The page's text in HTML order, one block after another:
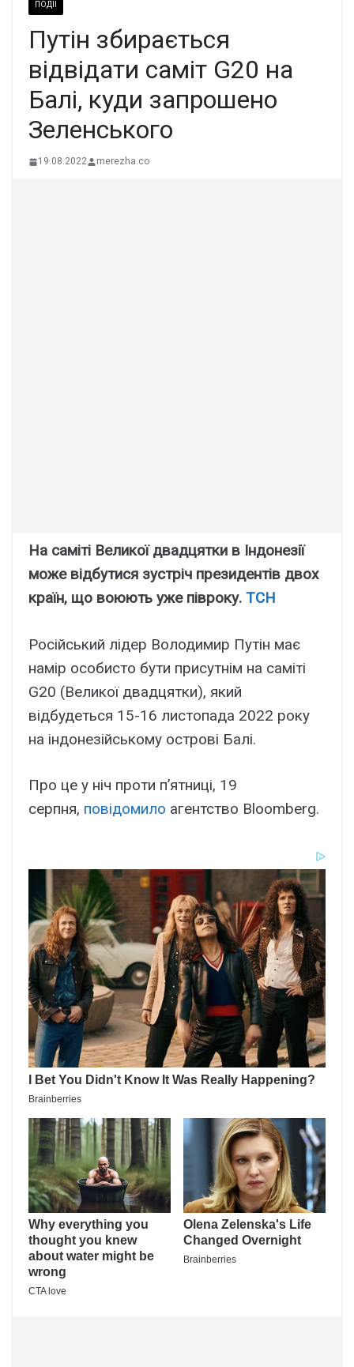
ПОДІЇ
Путін збирається
відвідати саміт G20 на
Балі, куди запрошено
Зеленського
19.08.2022 merezha.co
На саміті Великої двадцятки в Індонезії
може відбутися зустріч президентів двох
країн, що воюють уже півроку. ТСН
Російський лідер Володимир Путін має
намір особисто бути присутнім на саміті
G20 (Великої двадцятки), який
відбудеться 15-16 листопада 2022 року
на індонезійському острові Балі.
Про це у ніч проти п’ятниці, 19
серпня, повідомило агентство Bloomberg.